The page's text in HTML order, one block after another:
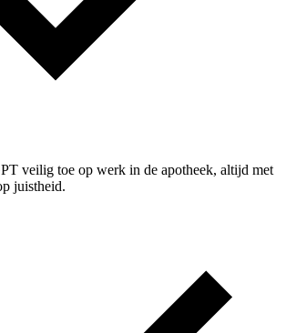
veilig toe op werk in de apotheek, altijd met
juistheid.